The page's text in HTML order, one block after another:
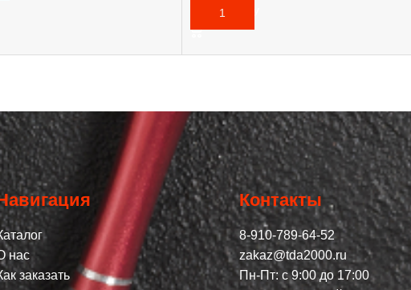
В КОРЗИНУ
нас
заказать
Контакты
8-910-789-64-52
zakaz@tda2000.ru
Пн-Пт: с 9:00 до 17:00